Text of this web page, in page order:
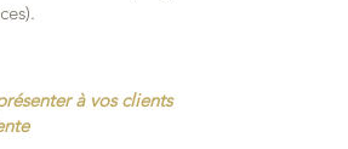
à vos clients